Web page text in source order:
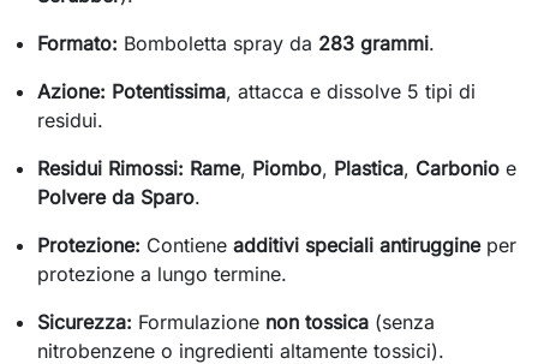
Formato: Bomboletta spray da 283 grammi.
Azione: Potentissima, attacca e dissolve 5 tipi di
residui.
Residui Rimossi: Rame, Piombo, Plastica, Carbonio e
Polvere da Sparo.
Protezione: Contieneadditivi speciali antiruggineper
protezione a lungo termine.
Sicurezza: Formulazione non tossica (senza
nitrobenzene o ingredienti altamente tossici).